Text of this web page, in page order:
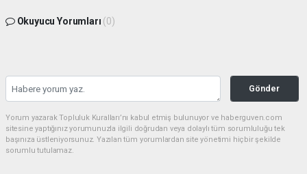
Okuyucu Yorumları (0)
Gönder
Yorum yazarak Topluluk Kuralları’nı kabul etmiş bulunuyor ve haberguven.com
sitesine yaptığınız yorumunuzla ilgili doğrudan veya dolaylı tüm sorumluluğu tek
başınıza üstleniyorsunuz. Yazılan tüm yorumlardan site yönetimi hiçbir şekilde
sorumlu tutulamaz.